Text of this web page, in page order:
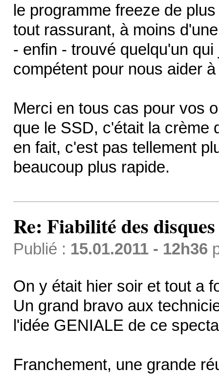
le programme freeze de
tout rassurant, à moins
- enfin - trouvé quelqu'un
compétent pour nous aider
Merci en tous cas pour vos
que le SSD, c'était la crème
en fait, c'est pas tellement
beaucoup plus rapide.
Re: Fiabilité des
Publié : 15.01.2011 - 12h36
On y était hier soir et tout a
Un grand bravo aux
l'idée GENIALE de ce
Franchement, une grande